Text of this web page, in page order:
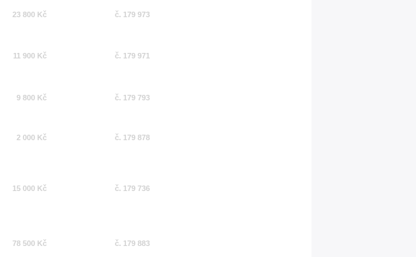
23 800 Kč č. 179 973
11 900 Kč č. 179 971
9 800 Kč č. 179 793
2 000 Kč č. 179 878
15 000 Kč č. 179 736
78 500 Kč č. 179 883